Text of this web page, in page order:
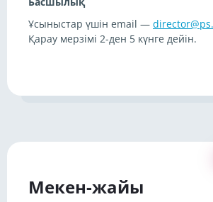
Ұсыныстар үшін email —
Қарау мерзімі 2-ден 5 күнге дейін.
Мекен-жайы